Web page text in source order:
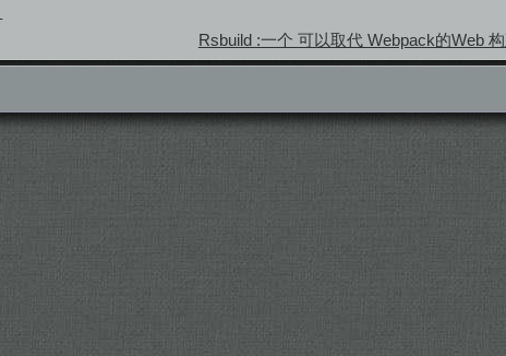
Rsbuild :一个 可以取代 Webpack的Web